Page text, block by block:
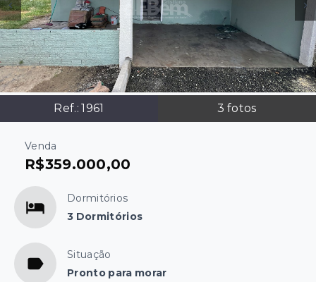
Ref.:1961 3 fotos
Venda
R$359.000,00
Dormitórios
3 Dormitórios
Situação
Pronto para morar